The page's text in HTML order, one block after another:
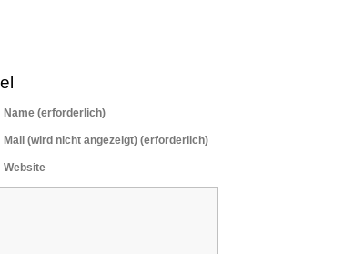
Name (erforderlich)
Mail (wird nicht angezeigt) (erforderlich)
Website